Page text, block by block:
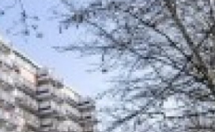
op een Appartement in Delft?
AppartementDelft?
bemiddelingsvergoeding?